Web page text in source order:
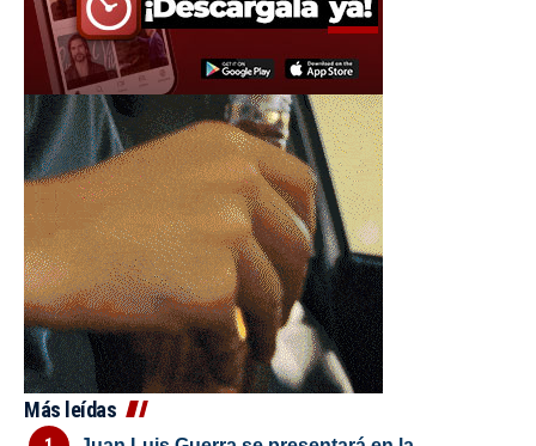
Más leídas